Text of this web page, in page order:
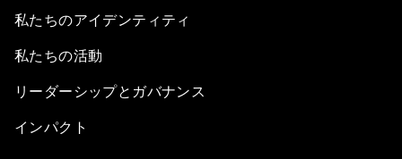
私たちのアイデンティティ
私たちの活動
リーダーシップとガバナンス
インパクト